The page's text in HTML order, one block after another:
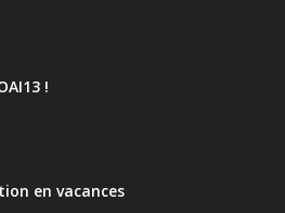
!
en vacances